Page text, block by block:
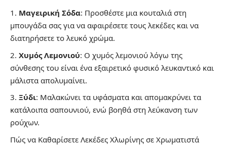
Μαγειρική Σόδα: Προσθέστε μια κουταλιά στη
μπουγάδα σας για να αφαιρέσετε τους λεκέδες και να
διατηρήσετε το λευκό χρώμα.
Χυμός Λεμονιού: Ο χυμός λεμονιού λόγω της
σύνθεσης του είναι ένα εξαιρετικό φυσικό λευκαντικό και
μάλιστα απολυμαίνει.
Ξύδι: Μαλακώνει τα υφάσματα και απομακρύνει τα
κατάλοιπα σαπουνιού, ενώ βοηθά στη λεύκανση των
ρούχων.
Πώς να Καθαρίσετε Λεκέδες Χλωρίνης σε Χρωματιστά